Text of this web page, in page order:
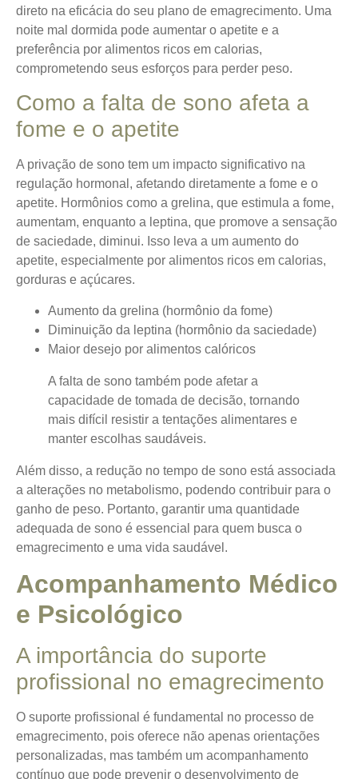
direto na eficácia do seu plano de emagrecimento. Uma
noite mal dormida pode aumentar o apetite e a
preferência por alimentos ricos em calorias,
comprometendo seus esforços para perder peso.
Como a falta de sono afeta a
fome e o apetite
A privação de sono tem um impacto significativo na
regulação hormonal, afetando diretamente a fome e o
apetite. Hormônios como a grelina, que estimula a fome,
aumentam, enquanto a leptina, que promove a sensação
de saciedade, diminui. Isso leva a um aumento do
apetite, especialmente por alimentos ricos em calorias,
gorduras e açúcares.
Aumento da grelina (hormônio da fome)
Diminuição da leptina (hormônio da saciedade)
Maior desejo por alimentos calóricos
A falta de sono também pode afetar a
capacidade de tomada de decisão, tornando
mais difícil resistir a tentações alimentares e
manter escolhas saudáveis.
Além disso, a redução no tempo de sono está associada
a alterações no metabolismo, podendo contribuir para o
ganho de peso. Portanto, garantir uma quantidade
adequada de sono é essencial para quem busca o
emagrecimento e uma vida saudável.
Acompanhamento Médico
e Psicológico
A importância do suporte
profissional no emagrecimento
O suporte profissional é fundamental no processo de
emagrecimento, pois oferece não apenas orientações
personalizadas, mas também um acompanhamento
contínuo que pode prevenir o desenvolvimento de